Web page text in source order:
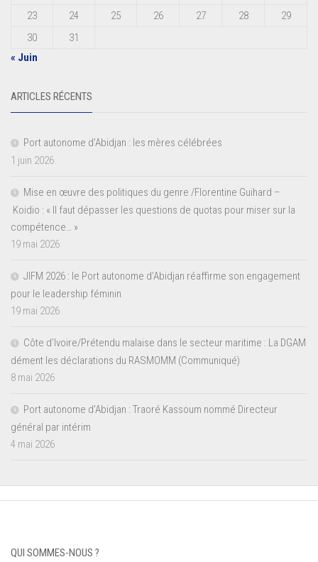
23
24 25 26 27 28
29
30
31
« Juin
ARTICLES RÉCENTS
Port autonome d’Abidjan : les mères célébrées
1 juin 2026
Mise en œuvre des politiques du genre /Florentine Guihard –
Koidio : « Il faut dépasser les questions de quotas pour miser sur la
compétence… »
19 mai 2026
JIFM 2026 : le Port autonome d’Abidjan réaffirme son engagement
pour le leadership féminin
19 mai 2026
Côte d’Ivoire/Prétendu malaise dans le secteur maritime : La DGAM
dément les déclarations du RASMOMM (Communiqué)
8 mai 2026
Port autonome d’Abidjan : Traoré Kassoum nommé Directeur
général par intérim
4 mai 2026
QUI SOMMES-NOUS ?